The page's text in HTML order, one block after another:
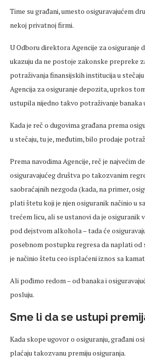
Time su građani, umesto osiguravajućem
nekoj privatnoj firmi.
U Odboru direktora Agencije za osiguranje
ukazuju da ne postoje zakonske prepreke
potraživanja finansijskih institucija u
Agencija za osiguranje depozita, uprkos
ustupila nijedno takvo potraživanje banaka
Kada je reč o dugovima građana prema
u stečaju, tu je, međutim, bilo prodaje
Prema navodima Agencije, reč je najvećim
osiguravajućeg društva po takozvanim
saobraćajnih nezgoda (kada, na primer,
plati štetu koji je njen osiguranik načinio u
trećem licu, ali se ustanovi da je osiguranik
pod dejstvom alkohola – tada će
posebnom postupku regresa da naplati od
je načinio štetu ceo isplaćeni iznos sa
Ali pođimo redom – od banaka i
posluju.
Sme li da se ustupi
Kada skope ugovor o osiguranju, građani
plaćaju takozvanu premiju osiguranja.